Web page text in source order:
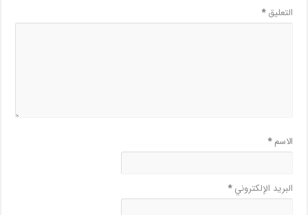
التعليق*
الاسم*
البريد الإلكتروني*